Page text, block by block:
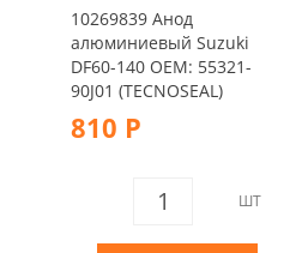
10269839 Анод
алюминиевый Suzuki
DF60-140 OEM: 55321-
90J01 (TECNOSEAL)
810 Р
ШТ